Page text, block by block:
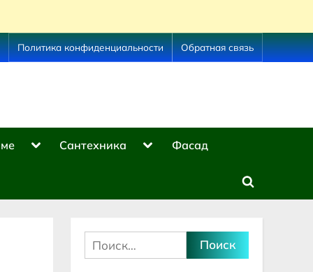
Политика конфиденциальности Обратная связь
ToggleСантехника
ToggleФасад
Toggle
form
Найти: